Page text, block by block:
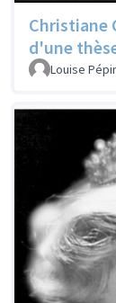
Christiane
d'une
Louise